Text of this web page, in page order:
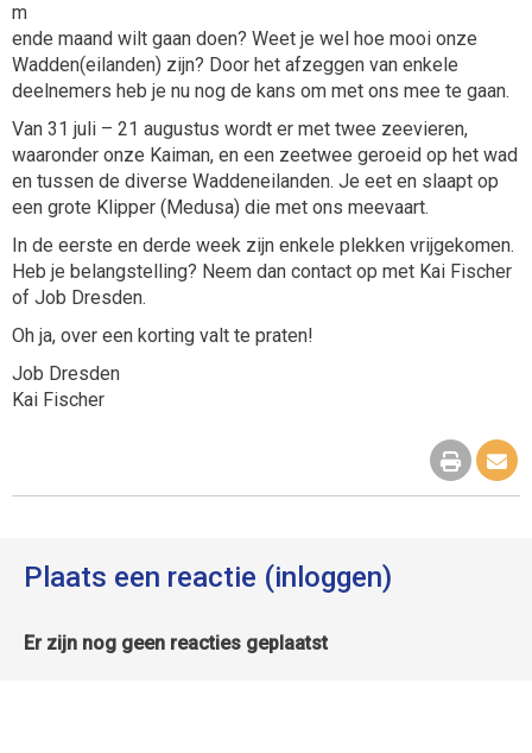
m
ende maand wilt gaan doen? Weet je wel hoe mooi onze
Wadden(eilanden) zijn? Door het afzeggen van enkele
deelnemers heb je nu nog de kans om met ons mee te gaan.
Van 31 juli – 21 augustus wordt er met twee zeevieren,
waaronder onze Kaiman, en een zeetwee geroeid op het wad
en tussen de diverse Waddeneilanden. Je eet en slaapt op
een grote Klipper (Medusa) die met ons meevaart.
In de eerste en derde week zijn enkele plekken vrijgekomen.
Heb je belangstelling? Neem dan contact op met Kai Fischer
of Job Dresden.
Oh ja, over een korting valt te praten!
Job Dresden
Kai Fischer
Plaats een reactie (inloggen)
Er zijn nog geen reacties geplaatst